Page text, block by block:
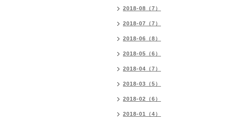
2018-08（7）
2018-07（7）
2018-06（8）
2018-05（6）
2018-04（7）
2018-03（5）
2018-02（6）
2018-01（4）